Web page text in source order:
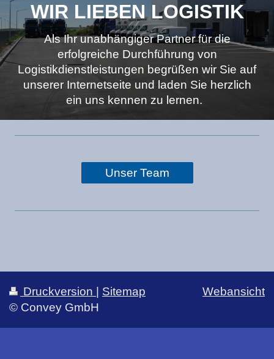
WIR LIEBEN LOGISTIK
Als Ihr unabhängiger Partner für die
erfolgreiche Durchführung von
Logistikdienstleistungen begrüßen wir Sie auf
unserer Internetseite und laden Sie herzlich
ein uns kennen zu lernen.
Unser Team
Druckversion | Sitemap
© Convey GmbH
Webansicht